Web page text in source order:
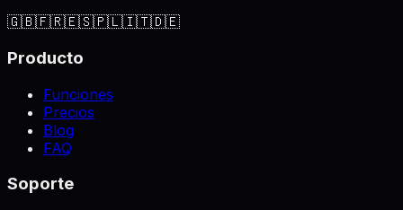
🇬🇧🇫🇷🇪🇸🇵🇱🇮🇹🇩🇪
Producto
Funciones
Precios
Blog
FAQ
Soporte